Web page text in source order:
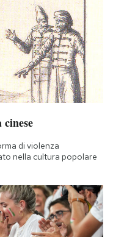
di violenza
nella cultura popolare